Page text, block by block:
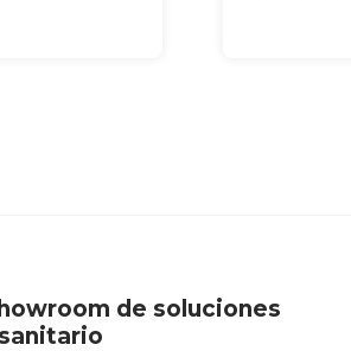
de soluciones